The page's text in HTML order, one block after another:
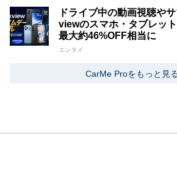
ドライブ中の動画視聴や
viewのスマホ・タブレッ
最大約46%OFF相当に
エンタメ
CarMe Proをもっと見